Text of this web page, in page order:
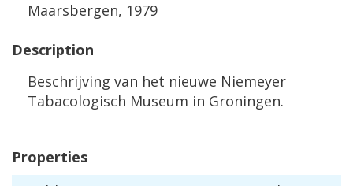
Maarsbergen, 1979
Description
Beschrijving van het nieuwe Niemeyer
Tabacologisch Museum in Groningen.
Properties